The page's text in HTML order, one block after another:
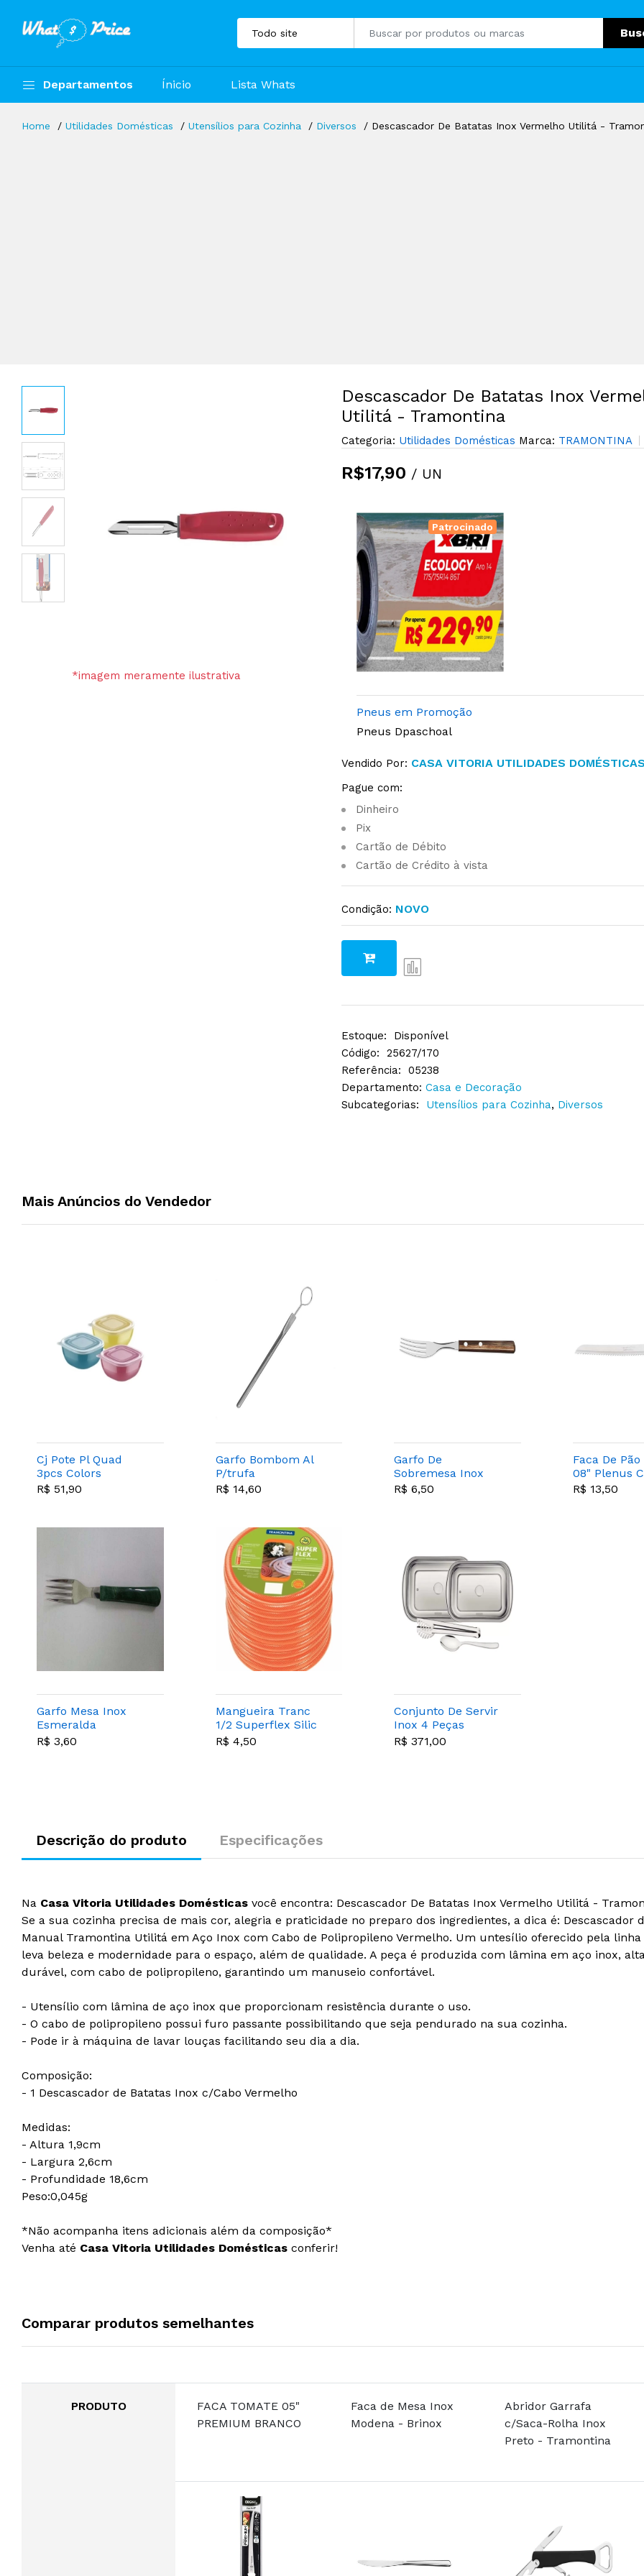
Departamentos Ínicio Lista Whats
Home Utilidades Domésticas Utensílios para Cozinha Diversos Descascador De Batatas Inox Vermelho Utilitá -
*imagem meramente ilustrativa
Descascador De Batatas Inox
Utilitá - Tramontina
Categoria: Utilidades Domésticas Marca: TRAMONTINA
R$17,90 / UN
Patrocinado
Pneus em Promoção
Pneus Dpaschoal
Vendido Por: CASA VITORIA UTILIDADES
Pague com:
Dinheiro
Pix
Cartão de Débito
Cartão de Crédito à vista
Condição: NOVO
Estoque:
Disponível
Código:
25627/170
Referência:
05238
Departamento: Casa e Decoração
Subcategorias:
Utensílios para Cozinha, Diversos
Mais Anúncios do Vendedor
Cj Pote Pl Quad
3pcs Colors
Polipropileno
R$ 51,90
Garfo Bombom Al
P/trufa
R$ 14,60
Garfo De
Sobremesa Inox
Polywood Tabaco -
R$ 6,50
Faca De
08" Plenus
Tramontina
R$ 13,50
Garfo Mesa Inox
Esmeralda
R$ 3,60
Mangueira Tranc
1/2 Superflex Silic
Laranja
R$ 4,50
Conjunto De Servir
Inox 4 Peças
Cosmos -
R$ 371,00
Descrição do produto Especificações
Na Casa Vitoria Utilidades Domésticas você encontra: Descascador De Batatas Inox Vermelho Utilitá -
Se a sua cozinha precisa de mais cor, alegria e praticidade no preparo dos ingredientes, a dica é: Descascador
Manual Tramontina Utilitá em Aço Inox com Cabo de Polipropileno Vermelho. Um untesílio oferecido pela
leva beleza e modernidade para o espaço, além de qualidade. A peça é produzida com lâmina em aço inox,
durável, com cabo de polipropileno, garantindo um manuseio confortável.
- Utensílio com lâmina de aço inox que proporcionam resistência durante o uso.
- O cabo de polipropileno possui furo passante possibilitando que seja pendurado na sua cozinha.
- Pode ir à máquina de lavar louças facilitando seu dia a dia.
Composição:
- 1 Descascador de Batatas Inox c/Cabo Vermelho
Medidas:
- Altura 1,9cm
- Largura 2,6cm
- Profundidade 18,6cm
Peso:0,045g
*Não acompanha itens adicionais além da composição*
Venha até Casa Vitoria Utilidades Domésticas conferir!
Comparar produtos semelhantes
PRODUTO
FACA TOMATE 05"
PREMIUM BRANCO
Faca de Mesa Inox
Modena - Brinox
Abridor Garrafa
c/Saca-Rolha Inox
Preto - Tramontina